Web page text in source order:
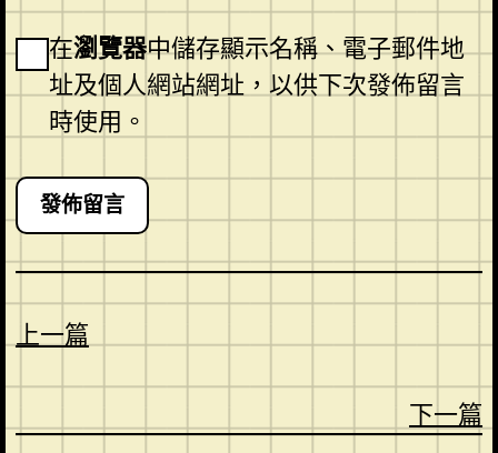
在瀏覽器中儲存顯示名稱、電子郵件地
址及個人網站網址，以供下次發佈留言
時使用。
上一篇
下一篇